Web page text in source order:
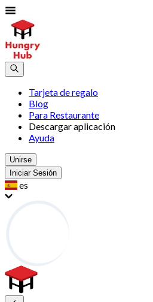
Tarjeta de regalo
Blog
Para Restaurante
Descargar aplicación
Ayuda
Unirse
Iniciar Sesión
es